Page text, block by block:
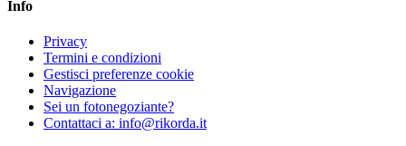
Info
Privacy
Termini e condizioni
Gestisci preferenze cookie
Navigazione
Sei un fotonegoziante?
Contattaci a: info@rikorda.it